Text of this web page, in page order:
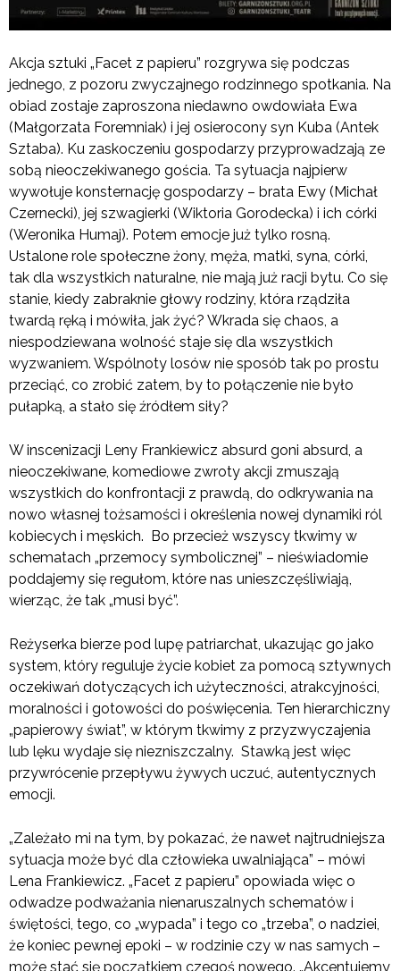
Akcja sztuki „Facet z papieru” rozgrywa się podczas
jednego, z pozoru zwyczajnego rodzinnego spotkania. Na
obiad zostaje zaproszona niedawno owdowiała Ewa
(Małgorzata Foremniak) i jej osierocony syn Kuba (Antek
Sztaba). Ku zaskoczeniu gospodarzy przyprowadzają ze
sobą nieoczekiwanego gościa. Ta sytuacja najpierw
wywołuje konsternację gospodarzy – brata Ewy (Michał
Czernecki), jej szwagierki (Wiktoria Gorodecka) i ich córki
(Weronika Humaj). Potem emocje już tylko rosną.
Ustalone role społeczne żony, męża, matki, syna, córki,
tak dla wszystkich naturalne, nie mają już racji bytu. Co się
stanie, kiedy zabraknie głowy rodziny, która rządziła
twardą ręką i mówiła, jak żyć? Wkrada się chaos, a
niespodziewana wolność staje się dla wszystkich
wyzwaniem. Wspólnoty losów nie sposób tak po prostu
przeciąć, co zrobić zatem, by to połączenie nie było
pułapką, a stało się źródłem siły?
W inscenizacji Leny Frankiewicz absurd goni absurd, a
nieoczekiwane, komediowe zwroty akcji zmuszają
wszystkich do konfrontacji z prawdą, do odkrywania na
nowo własnej tożsamości i określenia nowej dynamiki ról
kobiecych i męskich. Bo przecież wszyscy tkwimy w
schematach „przemocy symbolicznej” – nieświadomie
poddajemy się regułom, które nas unieszczęśliwiają,
wierząc, że tak „musi być”.
Reżyserka bierze pod lupę patriarchat, ukazując go jako
system, który reguluje życie kobiet za pomocą sztywnych
oczekiwań dotyczących ich użyteczności, atrakcyjności,
moralności i gotowości do poświęcenia. Ten hierarchiczny
„papierowy świat”, w którym tkwimy z przyzwyczajenia
lub lęku wydaje się niezniszczalny. Stawką jest więc
przywrócenie przepływu żywych uczuć, autentycznych
emocji.
„Zależało mi na tym, by pokazać, że nawet najtrudniejsza
sytuacja może być dla człowieka uwalniająca” – mówi
Lena Frankiewicz. „Facet z papieru” opowiada więc o
odwadze podważania nienaruszalnych schematów i
świętości, tego, co „wypada” i tego co „trzeba”, o nadziei,
że koniec pewnej epoki – w rodzinie czy w nas samych –
może stać się początkiem czegoś nowego. „Akcentujemy